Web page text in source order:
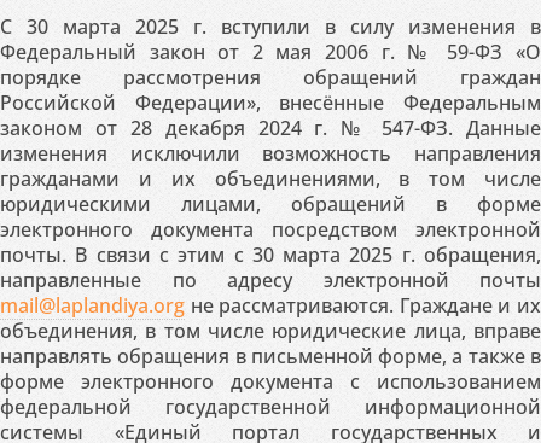
С 30 марта 2025 г. вступили в силу изменения в
Федеральный закон от 2 мая 2006 г. № 59-ФЗ «О
порядке рассмотрения обращений граждан
Российской Федерации», внесённые Федеральным
законом от 28 декабря 2024 г. № 547-ФЗ. Данные
изменения исключили возможность направления
гражданами и их объединениями, в том числе
юридическими лицами, обращений в форме
электронного документа посредством электронной
почты. В связи с этим с 30 марта 2025 г. обращения,
направленные по адресу электронной почты
mail@laplandiya.org не рассматриваются. Граждане и их
объединения, в том числе юридические лица, вправе
направлять обращения в письменной форме, а также в
форме электронного документа с использованием
федеральной государственной информационной
системы «Единый портал государственных и